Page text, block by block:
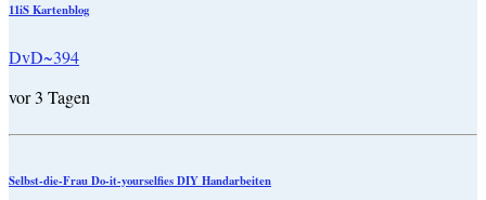
11iS Kartenblog
DvD~394
vor 3 Tagen
Selbst-die-Frau Do-it-yourselfies DIY Handarbeiten